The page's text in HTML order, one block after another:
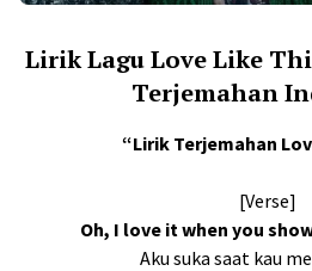
Lirik Lagu Love Like
Terjemahan
“Lirik Terjemahan
[Verse]
Oh, I love it when you
Aku suka saat kau